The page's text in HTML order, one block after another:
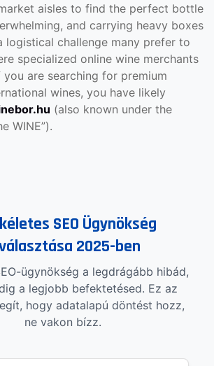
aisles to find the perfect bottle
and carrying heavy boxes
logistical challenge many prefer to
specialized online wine merchants
are searching for premium
wines, you have likely
(also known under the
WINE”).
SEO Ügynökség
2025-ben
ügynökség a legdrágább hibád,
a legjobb befektetésed. Ez az
hogy adatalapú döntést hozz,
ne vakon bízz.